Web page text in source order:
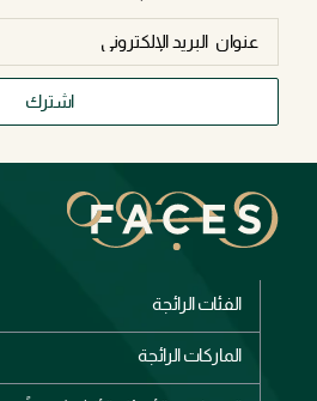
اشترك
الفئات الرائجة
الماركات الرائجة